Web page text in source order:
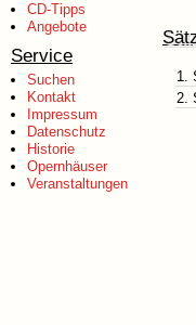
CD-Tipps
Angebote
Service
Suchen
Kontakt
Impressum
Datenschutz
Historie
Opernhäuser
Veranstaltungen
1.
2.